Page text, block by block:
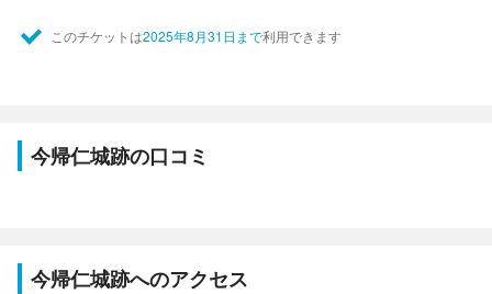
このチケットは2025年8月31日まで利用できます
今帰仁城跡の口コミ
今帰仁城跡へのアクセス